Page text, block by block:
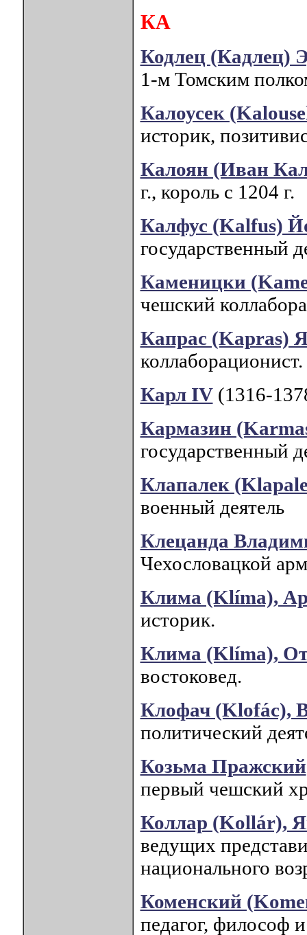
КА
Кодлец (Кадлец)
1-м Томским
Калоусек
историк,
Калоян (Иван
г., король с 1204 г.
Калфус (Kalfus)
государственный
Каменицки
чешский
Капрас (Kapras)
коллаборационист.
Карл IV(1316-
Кармазин
государственный
Клапалек
военный деятель
Клецанда
Чехословацкой
Клима (Klíma),
историк.
Клима (Klíma),
востоковед.
Клофач (Klofác),
политический
Козьма Пражский
первый чешский
Коллар (Kollár),
ведущих
национального
Коменский
педагог, философ